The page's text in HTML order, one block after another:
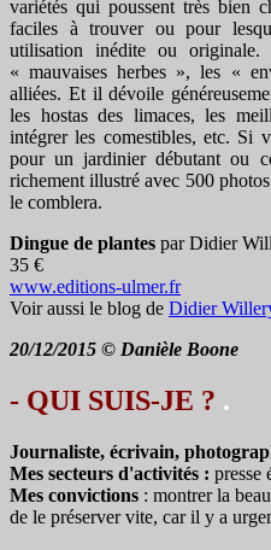
variétés qui poussent très bien
faciles à trouver ou pour
utilisation inédite ou
« mauvaises herbes », les «
alliées. Et il dévoile
les hostas des limaces, les
intégrer les comestibles, etc. Si
pour un jardinier débutant ou
richement illustré avec 500
le comblera.
Dingue de plantes par Didier
35 €
www.editions-ulmer.fr
Voir aussi le blog de Didier
20/12/2015 © Danièle Boone
- QUI SUIS-JE ? .
Journaliste, écrivain,
Mes secteurs d'activités : presse
Mes convictions : montrer la
de le préserver vite, car il y a